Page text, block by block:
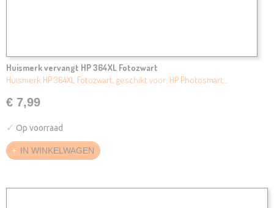
Huismerk vervangt HP 364XL Fotozwart
Huismerk HP 364XL Fotozwart, geschikt voor: HP Photosmart…
€ 7,99
✓ Op voorraad
IN WINKELWAGEN